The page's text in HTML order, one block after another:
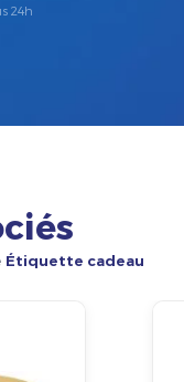
24h
Étiquette cadeau